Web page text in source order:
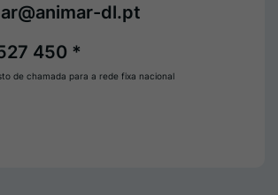
450 *
dl.pt
de chamada para a rede fixa nacional